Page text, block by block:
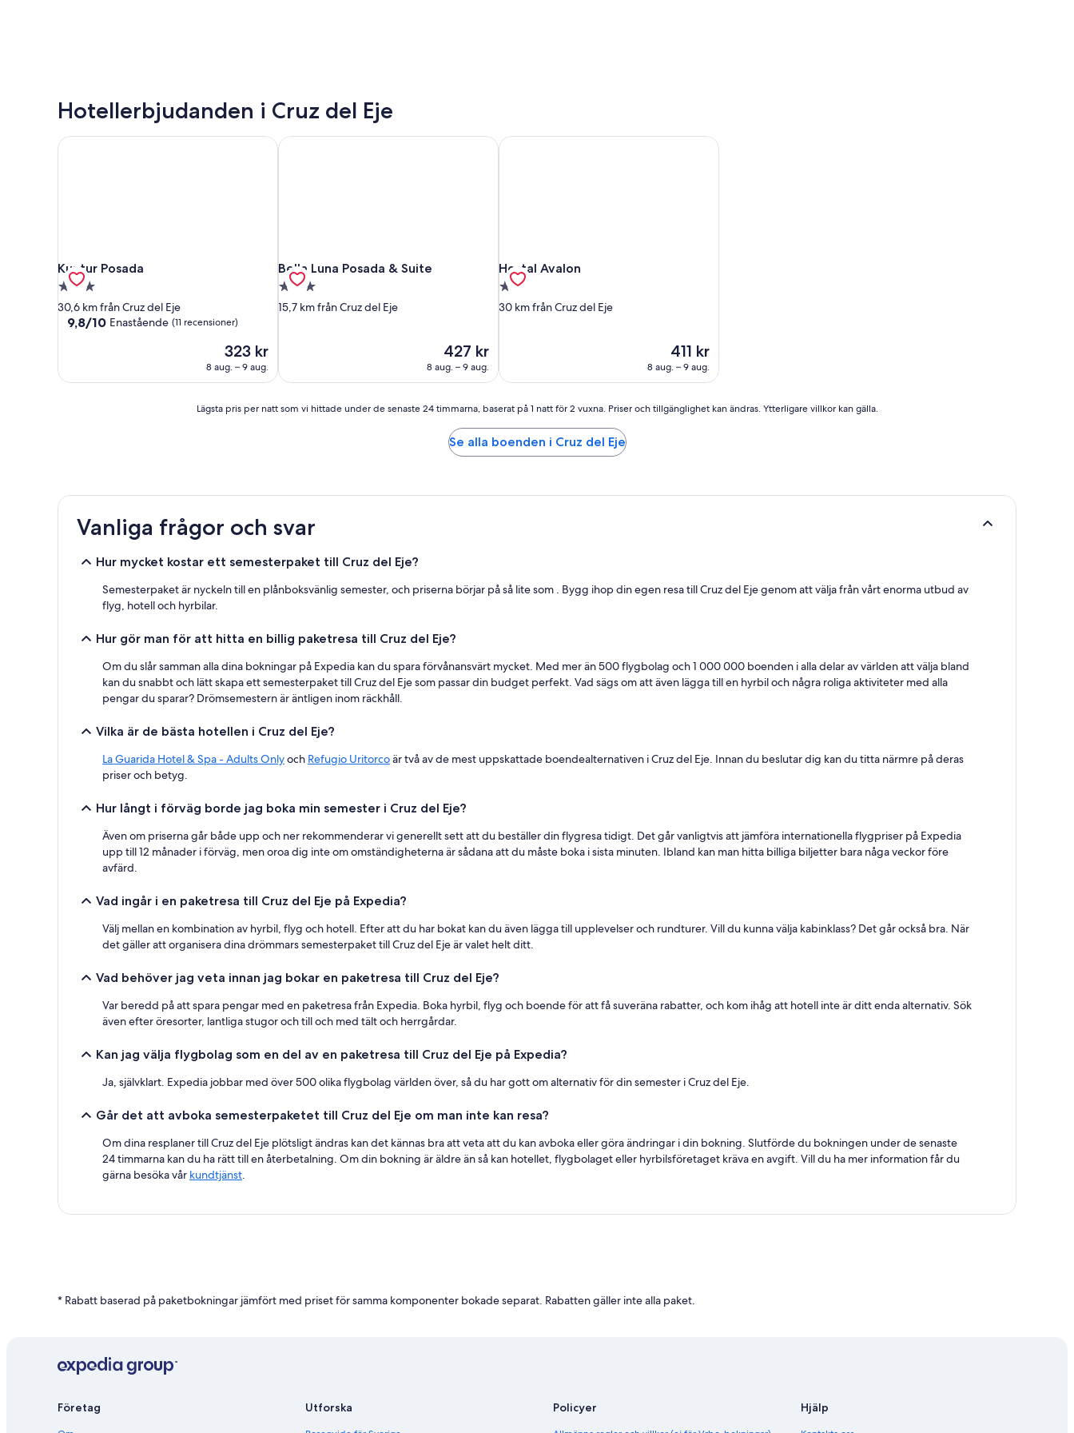
Hotellerbjudanden i Cruz del Eje
Kuntur Posada
Kuntur Posada
3.0-
stjärnigt
boende
30,6 km från Cruz del Eje
9.8
(11 recensioner)
9,8/10 Enastående (11 recensioner)
Priset
är
323 kr
323 kr
8 aug. – 9 aug.
Kuntur Posada
Bella Luna Posada & Suite
Bella Luna Posada & Suite
3.0-
stjärnigt
15,7 km från Cruz del Eje
Priset
är
427 kr
427 kr
8 aug. – 9 aug.
Bella Luna Posada & Suite
Hostal Avalon
Hostal Avalon
2.0-
stjärnigt
30 km från Cruz del Eje
Priset
är
411 kr
411 kr
8 aug. – 9 aug.
Hostal Avalon
hittade
under
senaste
baserat
Priser
tillgänglighet
Lägsta pris per natt som vi hittade under de senaste 24 timmarna, baserat på 1 natt för 2 vuxna. Priser och tillgänglighet kan ändras. Ytterligare villkor kan gälla.
Se alla boenden i Cruz del Eje
Vanliga frågor och svar
Hur mycket kostar ett semesterpaket till Cruz del Eje?
Semesterpaket är nyckeln till en plånboksvänlig semester, och priserna börjar på så lite som . Bygg ihop din egen resa till Cruz del Eje genom att välja från vårt enorma utbud av
flyg, hotell och hyrbilar.
Hur gör man för att hitta en billig paketresa till Cruz del Eje?
Om du slår samman alla dina bokningar på Expedia kan du spara förvånansvärt mycket. Med mer än 500 flygbolag och 1 000 000 boenden i alla delar av världen att välja bland
kan du snabbt och lätt skapa ett semesterpaket till Cruz del Eje som passar din budget perfekt. Vad sägs om att även lägga till en hyrbil och några roliga aktiviteter med alla
pengar du sparar? Drömsemestern är äntligen inom räckhåll.
Vilka är de bästa hotellen i Cruz del Eje?
La Guarida Hotel & Spa - Adults Onlyoch Refugio Uritorcoär två av de mest uppskattade boendealternativen i Cruz del Eje. Innan du beslutar dig kan du titta närmre på deras
priser och betyg.
Hur långt i förväg borde jag boka min semester i Cruz del Eje?
Även om priserna går både upp och ner rekommenderar vi generellt sett att du beställer din flygresa tidigt. Det går vanligtvis att jämföra internationella flygpriser på Expedia
upp till 12 månader i förväg, men oroa dig inte om omständigheterna är sådana att du måste boka i sista minuten. Ibland kan man hitta billiga biljetter bara någa veckor före
avfärd.
Vad ingår i en paketresa till Cruz del Eje på Expedia?
Välj mellan en kombination av hyrbil, flyg och hotell. Efter att du har bokat kan du även lägga till upplevelser och rundturer. Vill du kunna välja kabinklass? Det går också bra. När
det gäller att organisera dina drömmars semesterpaket till Cruz del Eje är valet helt ditt.
Vad behöver jag veta innan jag bokar en paketresa till Cruz del Eje?
Var beredd på att spara pengar med en paketresa från Expedia. Boka hyrbil, flyg och boende för att få suveräna rabatter, och kom ihåg att hotell inte är ditt enda alternativ. Sök
även efter öresorter, lantliga stugor och till och med tält och herrgårdar.
Kan jag välja flygbolag som en del av en paketresa till Cruz del Eje på Expedia?
Ja, självklart. Expedia jobbar med över 500 olika flygbolag världen över, så du har gott om alternativ för din semester i Cruz del Eje.
Går det att avboka semesterpaketet till Cruz del Eje om man inte kan resa?
Om dina resplaner till Cruz del Eje plötsligt ändras kan det kännas bra att veta att du kan avboka eller göra ändringar i din bokning. Slutförde du bokningen under de senaste
24 timmarna kan du ha rätt till en återbetalning. Om din bokning är äldre än så kan hotellet, flygbolaget eller hyrbilsföretaget kräva en avgift. Vill du ha mer information får du
gärna besöka vår kundtjänst.
* Rabatt baserad på paketbokningar jämfört med priset för samma komponenter bokade separat. Rabatten gäller inte alla paket.
Företag Utforska Policyer Hjälp